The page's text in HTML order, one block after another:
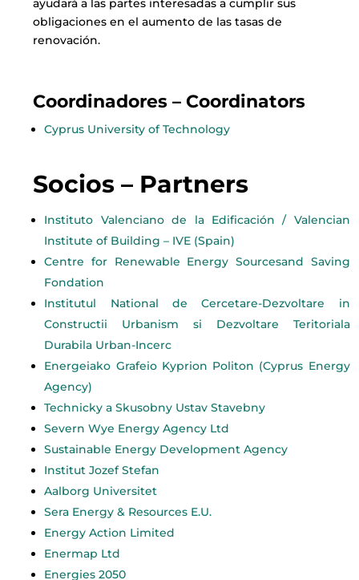
ayudará a las partes interesadas a cumplir sus
obligaciones en el aumento de las tasas de
renovación.
Coordinadores –Coordinators
Cyprus University of Technology
Socios – Partners
Instituto Valenciano de la Edificación / Valencian
Institute of Building – IVE (Spain)
Centre for Renewable Energy Sourcesand Saving
Fondation
Institutul National de Cercetare-Dezvoltare in
Constructii Urbanism si Dezvoltare Teritoriala
Durabila Urban-Incerc
Energeiako Grafeio Kyprion Politon (Cyprus Energy
Agency)
Technicky a Skusobny Ustav Stavebny
Severn Wye Energy Agency Ltd
Sustainable Energy Development Agency
Institut Jozef Stefan
Aalborg Universitet
Sera Energy & Resources E.U.
Energy Action Limited
Enermap Ltd
Energies 2050